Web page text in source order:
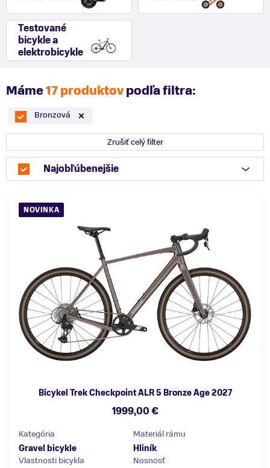
Testované
bicykle a
elektrobicykle
Máme17 produktovpodľa filtra:
Bronzová
Zrušiť celý filter
Najobľúbenejšie
NOVINKA
Bicykel Trek Checkpoint ALR 5 Bronze Age 2027
1999,00 €
Kategória
Gravel bicykle
Materiál rámu
Hliník
Vlastnosti bicykla
Nosnosť